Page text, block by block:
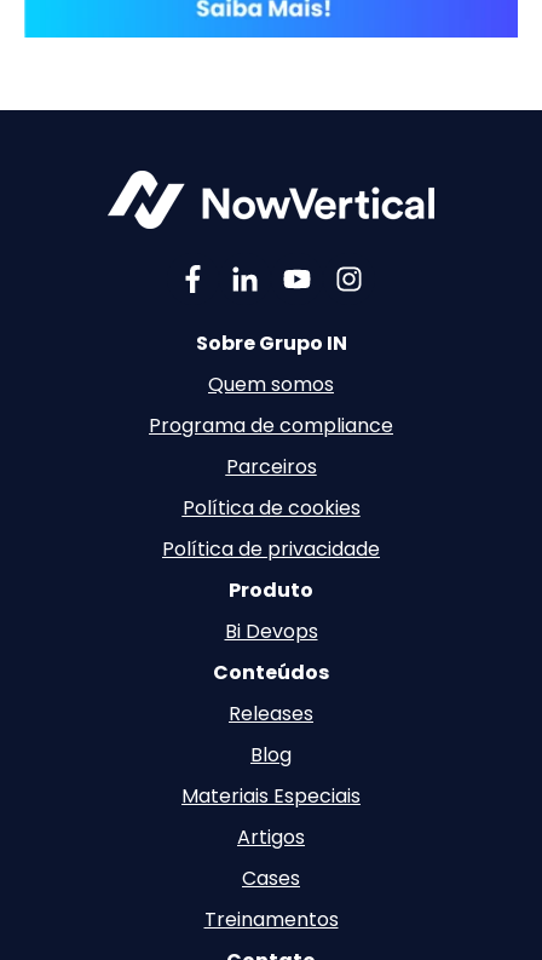
Sobre Grupo IN
Quem somos
Programa de compliance
Parceiros
Política de cookies
Política de privacidade
Produto
Bi Devops
Conteúdos
Releases
Blog
Materiais Especiais
Artigos
Cases
Treinamentos